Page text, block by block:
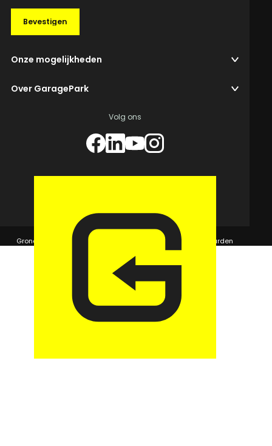
Bevestigen
Onze mogelijkheden
Over GaragePark
Volg ons
© 2026 GaragePark.
Grondposities
365Beheer & GaragePark Algemene voorwaarden